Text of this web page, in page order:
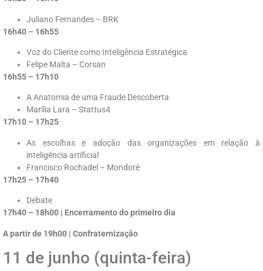
Juliano Fernandes – BRK
16h40 – 16h55
Voz do Cliente como Inteligência Estratégica
Felipe Malta – Corsan
16h55 – 17h10
A Anatomia de uma Fraude Descoberta
Marília Lara – Stattus4
17h10 – 17h25
As escolhas e adoção das organizações em relação à
inteligência artificial
Francisco Rochadel – Mondoré
17h25 – 17h40
Debate
17h40 – 18h00 | Encerramento do primeiro dia
A partir de 19h00 | Confraternização
11 de junho (quinta-feira)